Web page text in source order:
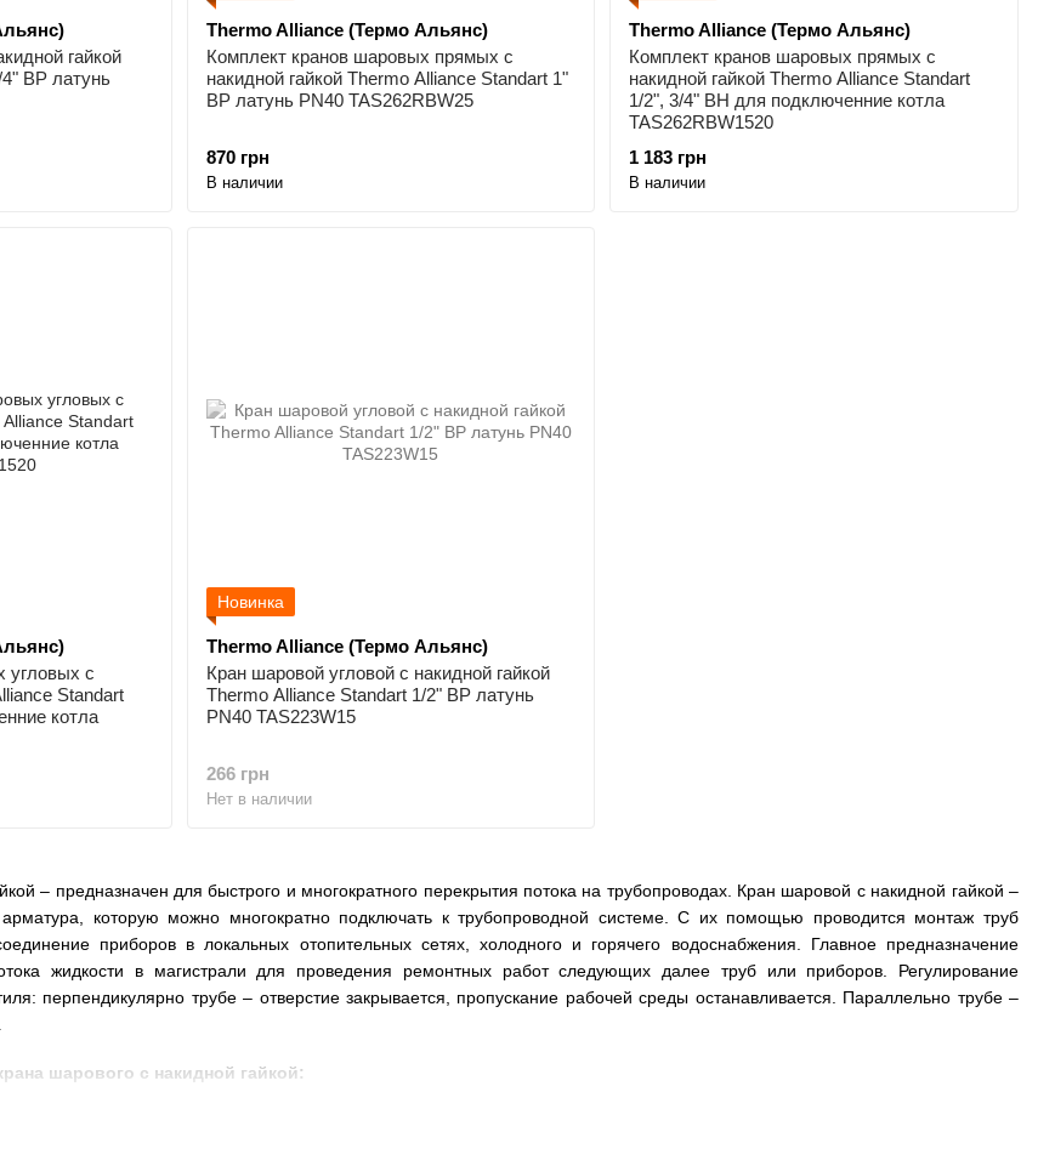
– предназначен для быстрого и многократного перекрытия потока на трубопроводах. Кран шаровой с накидной гайкой –
которую можно многократно подключать к трубопроводной системе. С их помощью проводится монтаж труб
приборов в локальных отопительных сетях, холодного и горячего водоснабжения. Главное предназначение
жидкости в магистрали для проведения ремонтных работ следующих далее труб или приборов. Регулирование
перпендикулярно трубе – отверстие закрывается, пропускание рабочей среды останавливается. Параллельно трубе –
шарового с накидной гайкой:
гайкой
ВР латунь
Thermo Alliance (Термо Альянс)
Комплект кранов шаровых прямых с
накидной гайкой Thermo Alliance Standart 1"
ВР латунь PN40 TAS262RBW25
870 грн
В наличии
Thermo Alliance (Термо Альянс)
Комплект кранов шаровых прямых с
накидной гайкой Thermo Alliance Standart
1/2", 3/4" ВН для подключенние котла
TAS262RBW1520
1 183 грн
В наличии
угловых с
Standart
котла
Новинка
Thermo Alliance (Термо Альянс)
Кран шаровой угловой с накидной гайкой
Thermo Alliance Standart 1/2" ВР латунь
PN40 TAS223W15
266 грн
Нет в наличии